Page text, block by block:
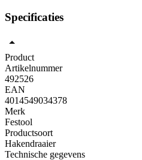
Specificaties
Product
Artikelnummer
492526
EAN
4014549034378
Merk
Festool
Productsoort
Hakendraaier
Technische gegevens